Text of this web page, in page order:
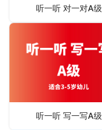
听一听 对一对A级
听一听 写一写A级